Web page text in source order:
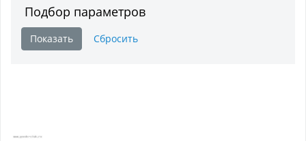
Подбор параметров